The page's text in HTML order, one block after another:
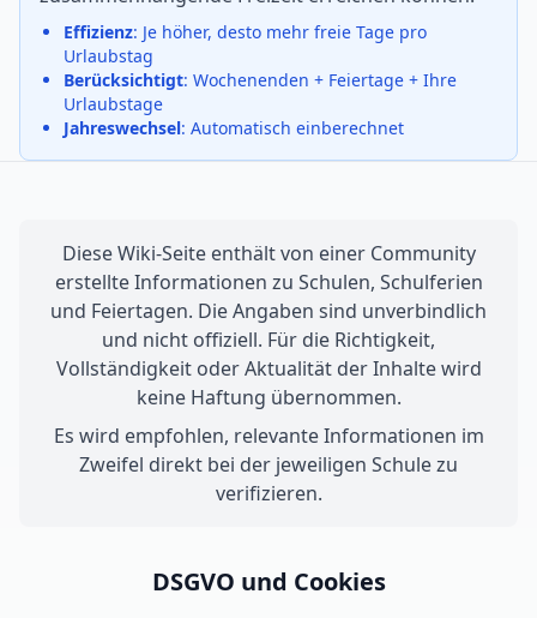
Effizienz: Je höher, desto mehr freie Tage pro
Urlaubstag
Berücksichtigt: Wochenenden + Feiertage + Ihre
Urlaubstage
Jahreswechsel: Automatisch einberechnet
Diese Wiki-Seite enthält von einer Community
erstellte Informationen zu Schulen, Schulferien
und Feiertagen. Die Angaben sind unverbindlich
und nicht offiziell. Für die Richtigkeit,
Vollständigkeit oder Aktualität der Inhalte wird
keine Haftung übernommen.
Es wird empfohlen, relevante Informationen im
Zweifel direkt bei der jeweiligen Schule zu
verifizieren.
DSGVO und Cookies